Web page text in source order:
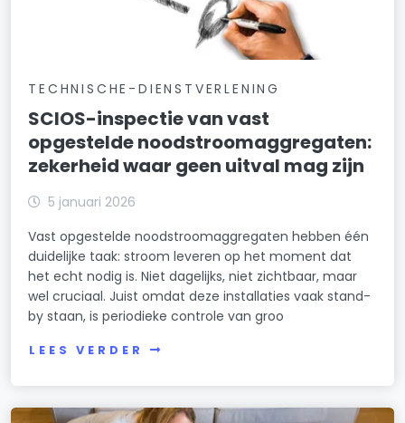
TECHNISCHE-DIENSTVERLENING
SCIOS-inspectie van vast
opgestelde noodstroomaggregaten:
zekerheid waar geen uitval mag zijn
5 januari 2026
Vast opgestelde noodstroomaggregaten hebben één
duidelijke taak: stroom leveren op het moment dat
het echt nodig is. Niet dagelijks, niet zichtbaar, maar
wel cruciaal. Juist omdat deze installaties vaak stand-
by staan, is periodieke controle van groo
LEES VERDER